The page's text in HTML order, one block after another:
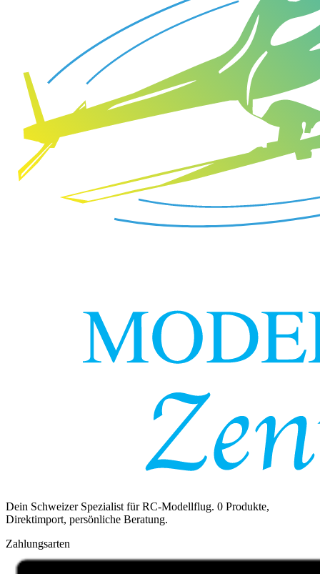
Dein Schweizer Spezialist für RC-Modellflug. 0 Produkte,
Direktimport, persönliche Beratung.
Zahlungsarten